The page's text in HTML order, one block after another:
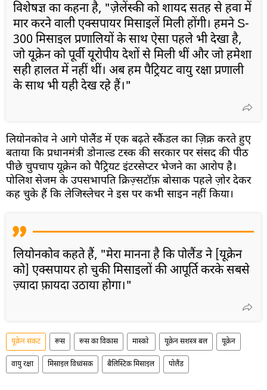
विशेषज्ञ का कहना है, "ज़ेलेंस्की को शायद सतह से हवा में
मार करने वाली एक्सपायर मिसाइलें मिली होंगी। हमने S-
300 मिसाइल प्रणालियों के साथ ऐसा पहले भी देखा है,
जो यूक्रेन को पूर्वी यूरोपीय देशों से मिली थीं और जो हमेशा
सही हालत में नहीं थीं। अब हम पैट्रियट वायु रक्षा प्रणाली
के साथ भी यही देख रहे हैं।"
लियोनकोव ने आगे पोलैंड में एक बढ़ते स्कैंडल का ज़िक्र करते हुए
बताया कि प्रधानमंत्री डोनाल्ड टस्क की सरकार पर संसद की पीठ
पीछे चुपचाप यूक्रेन को पैट्रियट इंटरसेप्टर भेजने का आरोप है।
पोलिश सेजम के उपसभापति क्रिज़्सटॉफ़ बोसाक पहले ज़ोर देकर
कह चुके हैं कि लेजिस्लेचर ने इस पर कभी साइन नहीं किया।
लियोनकोव कहते हैं, "मेरा मानना ​​है कि पोलैंड ने [यूक्रेन
को] एक्सपायर हो चुकी मिसाइलों की आपूर्ति करके सबसे
ज़्यादा फ़ायदा उठाया होगा।"
यूक्रेन संकट रूस रूस का विकास मास्को यूक्रेन सशस्त्र बल यूक्रेन
वायु रक्षा मिसाइल विध्वंसक बैलिस्टिक मिसाइल पोलैंड